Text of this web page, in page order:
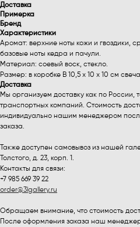
Доставка
Примерка
Бренд
Характеристики
Аромат: верхние ноты кожи и гвоздики,
базовые ноты кедра и пачули.
Материал: соевый воск, стекло.
Размер: в коробке В 10,5 х 10 х 10 см
Доставка
Мы организуем доставку как по
транспортных компаний. Стоимость
индивидуально нашим менеджером
заказа.
Также доступен самовывоз из нашей
Толстого, д. 23, корп. 1.
Контакты для связи:
+7 985 669 39 22
order@3lgallery.ru
Обращаем внимание, что стоимость
После оформления заказа наш